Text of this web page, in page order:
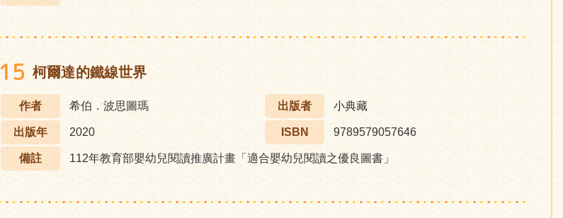
15 柯爾達的鐵線世界
作者 希伯．波思圖瑪 出版者 小典藏
出版年 2020 ISBN 9789579057646
備註 112年教育部嬰幼兒閱讀推廣計畫「適合嬰幼兒閱讀之優良圖書」